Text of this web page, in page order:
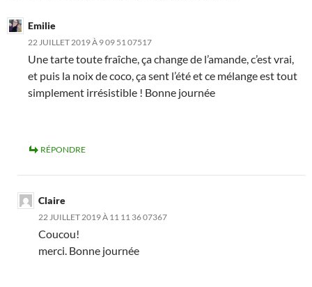
Emilie
22 JUILLET 2019 À 9 09 51 07517
Une tarte toute fraîche, ça change de l’amande, c’est vrai,
et puis la noix de coco, ça sent l’été et ce mélange est tout
simplement irrésistible ! Bonne journée
RÉPONDRE
Claire
22 JUILLET 2019 À 11 11 36 07367
Coucou!
merci. Bonne journée